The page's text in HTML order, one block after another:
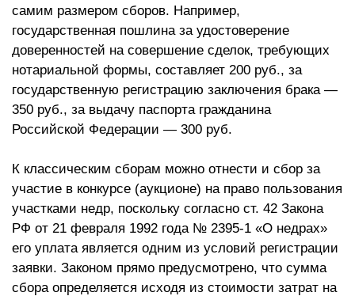
самим размером сборов. Например,
государственная пошлина за удостоверение
доверенностей на совершение сделок, требующих
нотариальной формы, составляет 200 руб., за
государственную регистрацию заключения брака —
350 руб., за выдачу паспорта гражданина
Российской Федерации — 300 руб.
К классическим сборам можно отнести и сбор за
участие в конкурсе (аукционе) на право пользования
участками недр, поскольку согласно ст. 42 Закона
РФ от 21 февраля 1992 года № 2395-1 «О недрах»
его уплата является одним из условий регистрации
заявки. Законом прямо предусмотрено, что сумма
сбора определяется исходя из стоимости затрат на